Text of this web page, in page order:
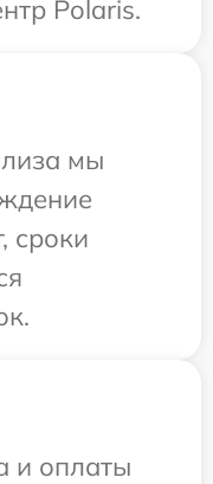
Polaris.
мы
сроки
и оплаты